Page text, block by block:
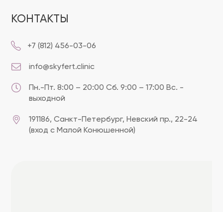
КОНТАКТЫ
+7 (812) 456-03-06
info@skyfert.clinic
Пн.-Пт. 8:00 – 20:00 Сб. 9:00 – 17:00 Вс. -
выходной
191186, Cанкт-Петербург, Невский пр., 22-24
(вход с Малой Конюшенной)